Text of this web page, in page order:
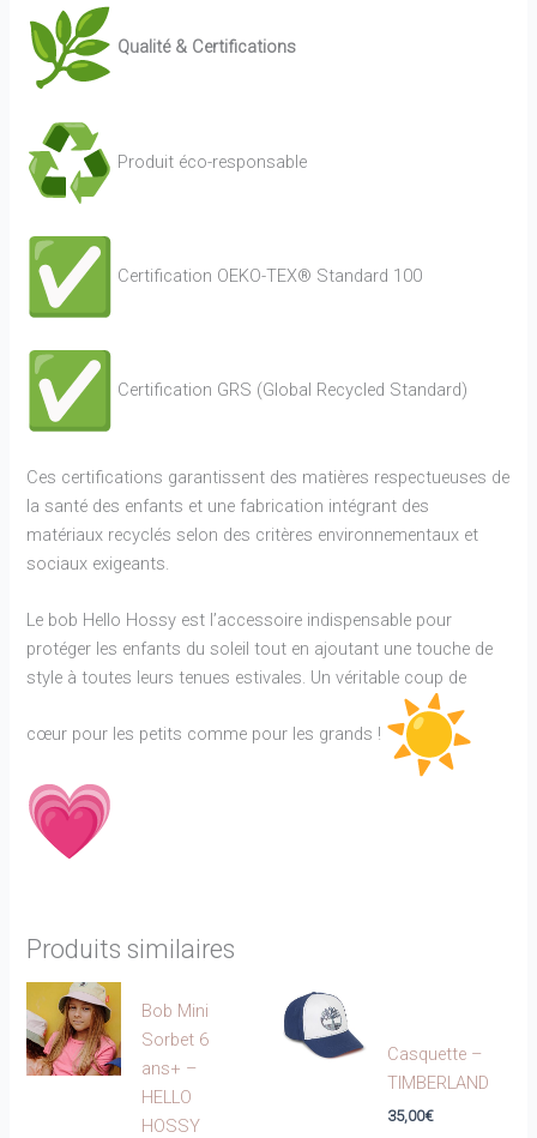
Qualité & Certifications
Produit éco-responsable
Certification OEKO-TEX® Standard 100
Certification GRS (Global Recycled Standard)
Ces certifications garantissent des matières respectueuses de
la santé des enfants et une fabrication intégrant des
matériaux recyclés selon des critères environnementaux et
sociaux exigeants.
Le bob Hello Hossy est l’accessoire indispensable pour
protéger les enfants du soleil tout en ajoutant une touche de
style à toutes leurs tenues estivales. Un véritable coup de
cœur pour les petits comme pour les grands !
Produits similaires
Bob Mini
Sorbet 6
ans+ –
HELLO
HOSSY
Casquette –
TIMBERLAND
35,00€